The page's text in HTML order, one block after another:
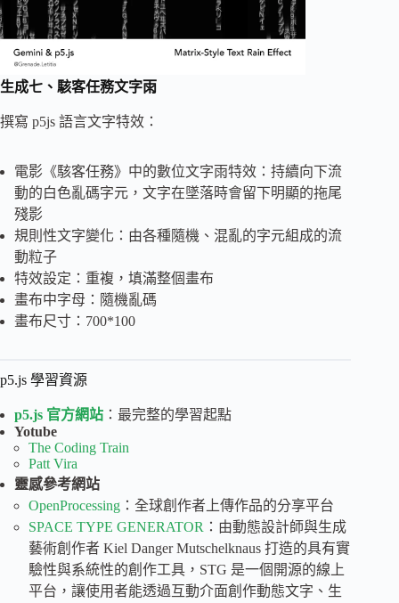
生成七、駭客任務文字雨
撰寫 p5js 語言文字特效：
電影《駭客任務》中的數位文字雨特效：持續向下流
動的白色亂碼字元，文字在墜落時會留下明顯的拖尾
殘影
規則性文字變化：由各種隨機、混亂的字元組成的流
動粒子
特效設定：重複，填滿整個畫布
畫布中字母：隨機亂碼
畫布尺寸：700*100
p5.js 學習資源
p5.js 官方網站 ：最完整的學習起點
Yotube
The Coding Train
Patt Vira
靈感參考網站
OpenProcessing ：全球創作者上傳作品的分享平台
SPACE TYPE GENERATOR ：由動態設計師與生成
藝術創作者 Kiel Danger Mutschelknaus 打造的具有實
驗性與系統性的創作工具，STG 是一個開源的線上
平台，讓使用者能透過互動介面創作動態文字、生